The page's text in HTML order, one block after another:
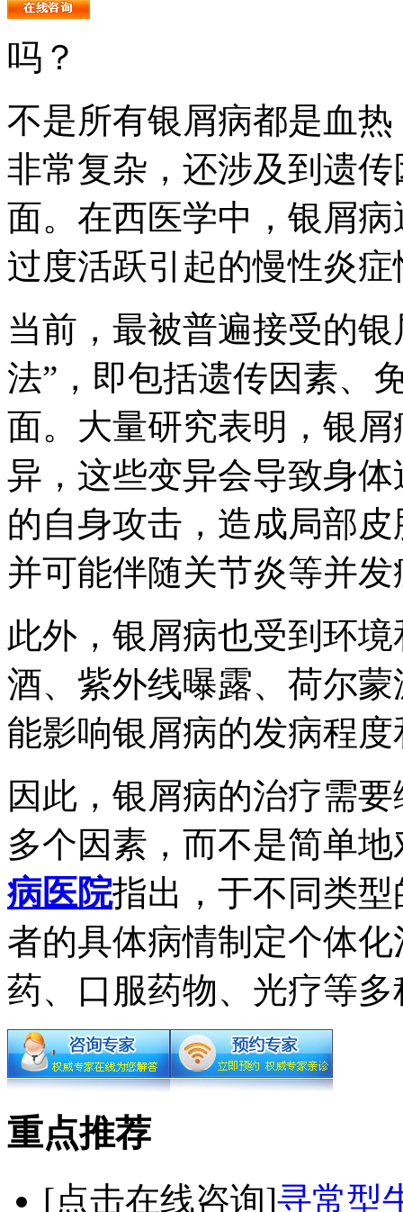
吗？
不是所有银屑病都是血
非常复杂，还涉及到遗
面。在西医学中，银屑
过度活跃引起的慢性炎
当前，最被普遍接受的
法”，即包括遗传因素、
面。大量研究表明，银
异，这些变异会导致身
的自身攻击，造成局部
并可能伴随关节炎等并发
此外，银屑病也受到环
酒、紫外线曝露、荷尔
能影响银屑病的发病程
因此，银屑病的治疗需
多个因素，而不是简单
病医院指出，于不同类
者的具体病情制定个体
药、口服药物、光疗等
重点推荐
[点击在线咨询]寻常型